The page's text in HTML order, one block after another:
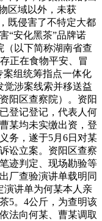
区域以外，未获
既侵害了不特定大都
“安化黑茶”品牌诺
（以下简称湖南省查
正在食物平安、冒
案组统筹指点一体化
觉涉案线索并移送益
阳区查察院）。资阳
登记登记，代表人何
某均未实缴出资，登
务，遂于5月6日对某
讼立案。资阳区查察
迹判定、现场勘验等
厂查验演讲单载明同
演讲单为何某本人亲
5。4公斤，为查明该
法向何某、曹某调取